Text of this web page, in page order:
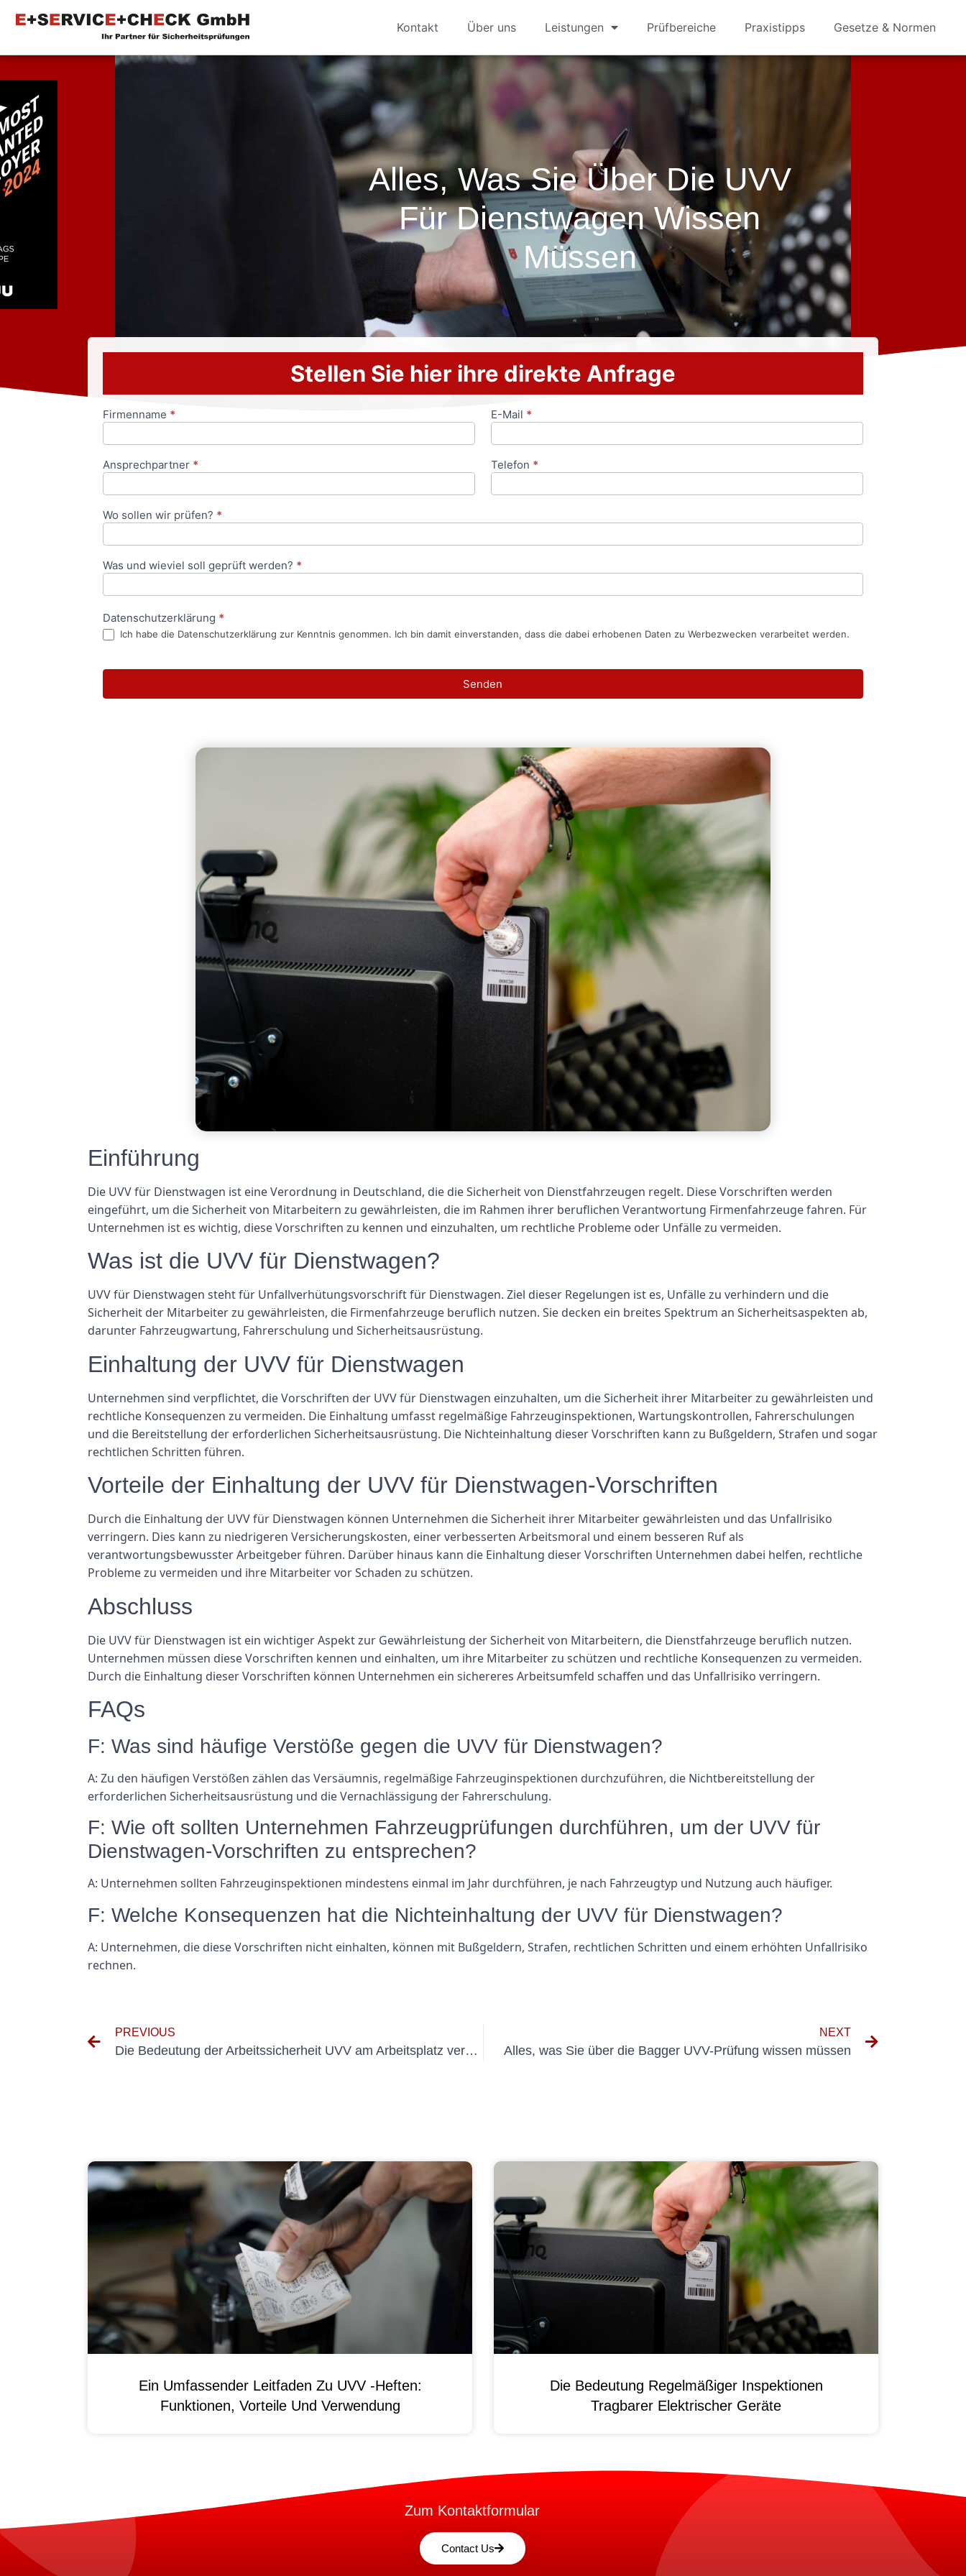
Kontakt Über uns Leistungen Prüfbereiche Praxistipps Gesetze & Normen
Alles, Was Sie Über Die UVV
Für Dienstwagen Wissen
Müssen
Stellen Sie hier ihre direkte Anfrage
Anfrageformular
Firmenname * E-Mail *
Ansprechpartner * Telefon *
Wo sollen wir prüfen? *
Was und wieviel soll geprüft werden? *
Datenschutzerklärung *
Ich habe die Datenschutzerklärung zur Kenntnis genommen. Ich bin damit einverstanden, dass die dabei erhobenen Daten zu Werbezwecken verarbeitet werden.
Senden
Einführung
Die UVV für Dienstwagen ist eine Verordnung in Deutschland, die die Sicherheit von Dienstfahrzeugen regelt. Diese Vorschriften werden
eingeführt, um die Sicherheit von Mitarbeitern zu gewährleisten, die im Rahmen ihrer beruflichen Verantwortung Firmenfahrzeuge fahren. Für
Unternehmen ist es wichtig, diese Vorschriften zu kennen und einzuhalten, um rechtliche Probleme oder Unfälle zu vermeiden.
Was ist die UVV für Dienstwagen?
UVV für Dienstwagen steht für Unfallverhütungsvorschrift für Dienstwagen. Ziel dieser Regelungen ist es, Unfälle zu verhindern und die
Sicherheit der Mitarbeiter zu gewährleisten, die Firmenfahrzeuge beruflich nutzen. Sie decken ein breites Spektrum an Sicherheitsaspekten ab,
darunter Fahrzeugwartung, Fahrerschulung und Sicherheitsausrüstung.
Einhaltung der UVV für Dienstwagen
Unternehmen sind verpflichtet, die Vorschriften der UVV für Dienstwagen einzuhalten, um die Sicherheit ihrer Mitarbeiter zu gewährleisten und
rechtliche Konsequenzen zu vermeiden. Die Einhaltung umfasst regelmäßige Fahrzeuginspektionen, Wartungskontrollen, Fahrerschulungen
und die Bereitstellung der erforderlichen Sicherheitsausrüstung. Die Nichteinhaltung dieser Vorschriften kann zu Bußgeldern, Strafen und sogar
rechtlichen Schritten führen.
Vorteile der Einhaltung der UVV für Dienstwagen-Vorschriften
Durch die Einhaltung der UVV für Dienstwagen können Unternehmen die Sicherheit ihrer Mitarbeiter gewährleisten und das Unfallrisiko
verringern. Dies kann zu niedrigeren Versicherungskosten, einer verbesserten Arbeitsmoral und einem besseren Ruf als
verantwortungsbewusster Arbeitgeber führen. Darüber hinaus kann die Einhaltung dieser Vorschriften Unternehmen dabei helfen, rechtliche
Probleme zu vermeiden und ihre Mitarbeiter vor Schaden zu schützen.
Abschluss
Die UVV für Dienstwagen ist ein wichtiger Aspekt zur Gewährleistung der Sicherheit von Mitarbeitern, die Dienstfahrzeuge beruflich nutzen.
Unternehmen müssen diese Vorschriften kennen und einhalten, um ihre Mitarbeiter zu schützen und rechtliche Konsequenzen zu vermeiden.
Durch die Einhaltung dieser Vorschriften können Unternehmen ein sichereres Arbeitsumfeld schaffen und das Unfallrisiko verringern.
FAQs
F: Was sind häufige Verstöße gegen die UVV für Dienstwagen?
A: Zu den häufigen Verstößen zählen das Versäumnis, regelmäßige Fahrzeuginspektionen durchzuführen, die Nichtbereitstellung der
erforderlichen Sicherheitsausrüstung und die Vernachlässigung der Fahrerschulung.
F: Wie oft sollten Unternehmen Fahrzeugprüfungen durchführen, um der UVV für
Dienstwagen-Vorschriften zu entsprechen?
A: Unternehmen sollten Fahrzeuginspektionen mindestens einmal im Jahr durchführen, je nach Fahrzeugtyp und Nutzung auch häufiger.
F: Welche Konsequenzen hat die Nichteinhaltung der UVV für Dienstwagen?
A: Unternehmen, die diese Vorschriften nicht einhalten, können mit Bußgeldern, Strafen, rechtlichen Schritten und einem erhöhten Unfallrisiko
rechnen.
PREVIOUS
Die Bedeutung der Arbeitssicherheit UVV am Arbeitsplatz verstehen
NEXT
Alles, was Sie über die Bagger UVV-Prüfung wissen müssen
Ein Umfassender Leitfaden Zu UVV -Heften:
Funktionen, Vorteile Und Verwendung
Die Bedeutung Regelmäßiger Inspektionen
Tragbarer Elektrischer Geräte
Zum Kontaktformular
Contact Us